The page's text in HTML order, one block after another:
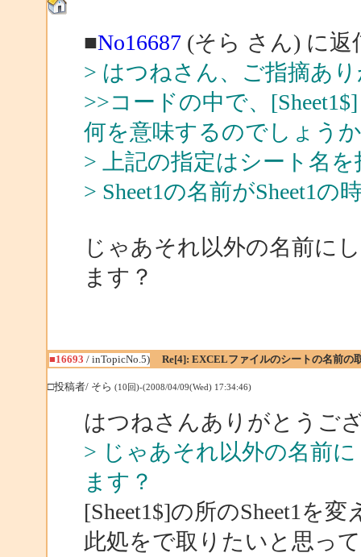
■No16687(そら さん) に返
> はつねさん、ご指摘あ
>>コードの中で、
何を意味するのでしょう
> 上記の指定はシート名
> Sheet1の名前がSheet1
じゃあそれ以外の名前に
ます？
■16693 / inTopicNo.5) Re[4]: EXCELファイルのシートの名前の
□投稿者/ そら (10回)-(2008/04/09(Wed) 17:34:46)
はつねさんありがとうご
> じゃあそれ以外の名前
ます？
[Sheet1$]の所のSheet1を
此処をで取りたいと思っ